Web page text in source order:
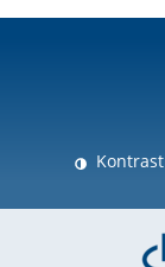
Kontrast